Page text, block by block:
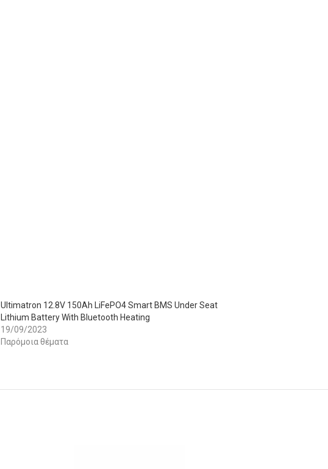
Ultimatron 12.8V 150Ah LiFePO4 Smart BMS Under Seat
Lithium Battery With Bluetooth Heating
19/09/2023
Παρόμοια θέματα